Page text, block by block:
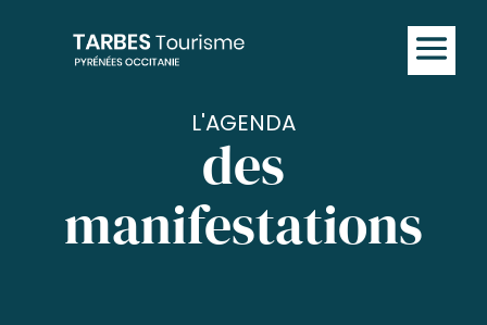
L'AGENDA
des
manifestations